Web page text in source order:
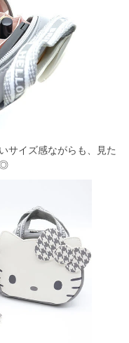
サイズ感ながらも、見た
◎